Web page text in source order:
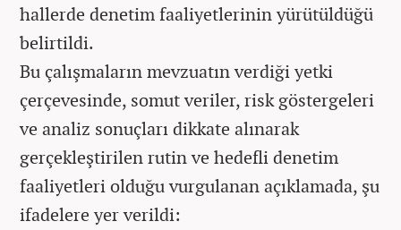
hallerde denetim faaliyetlerinin yürütüldüğü
belirtildi.
Bu çalışmaların mevzuatın verdiği yetki
çerçevesinde, somut veriler, risk göstergeleri
ve analiz sonuçları dikkate alınarak
gerçekleştirilen rutin ve hedefli denetim
faaliyetleri olduğu vurgulanan açıklamada, şu
ifadelere yer verildi: